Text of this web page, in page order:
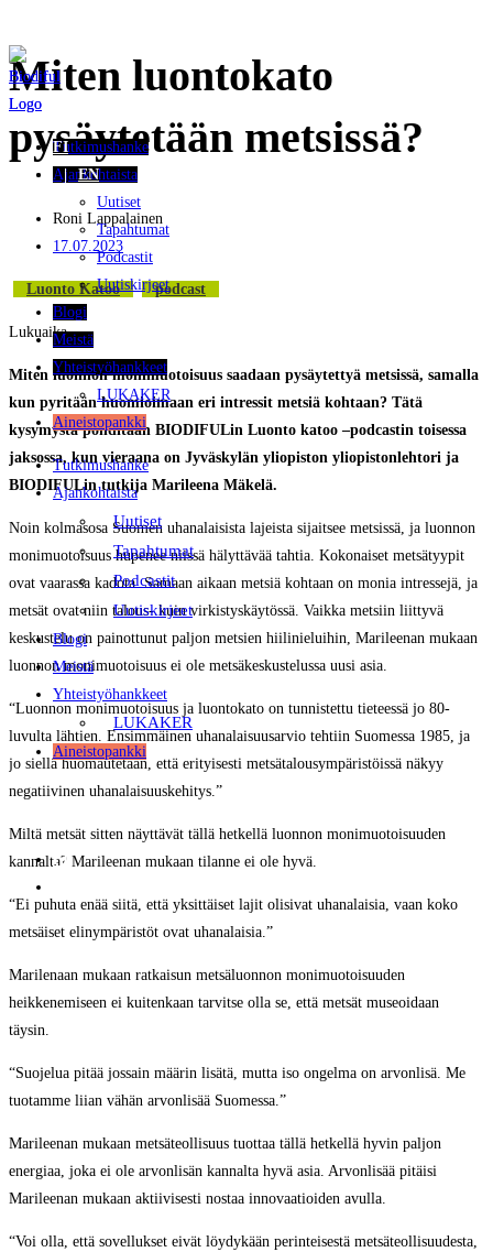
Siirry
suoraan
sisältöön
Tutkimushanke
Ajankohtaista
Uutiset
Tapahtumat
Podcastit
Uutiskirjeet
Blogi
Meistä
Yhteistyöhankkeet
LUKAKER
Aineistopankki
Tutkimushanke
Ajankohtaista
Uutiset
Tapahtumat
Podcastit
Uutiskirjeet
Blogi
Meistä
Yhteistyöhankkeet
LUKAKER
Aineistopankki
FI
FI
EN
Miten luontokato
pysäytetään metsissä?
Roni Lappalainen
17.07.2023
Luonto Katoo Podcast
Lukuaika
Miten luonnon monimuotoisuus saadaan pysäytettyä metsissä, samalla
kun pyritään huomioimaan eri intressit metsiä kohtaan? Tätä
kysymystä pohditaan BIODIFULin Luonto katoo –podcastin toisessa
jaksossa, kun vieraana on Jyväskylän yliopiston yliopistonlehtori ja
BIODIFULin tutkija Marileena Mäkelä.
Noin kolmasosa Suomen uhanalaisista lajeista sijaitsee metsissä, ja luonnon
monimuotoisuus hupenee niissä hälyttävää tahtia. Kokonaiset metsätyypit
ovat vaarassa kadota. Samaan aikaan metsiä kohtaan on monia intressejä, ja
metsät ovat niin talous- kuin virkistyskäytössä. Vaikka metsiin liittyvä
keskustelu on painottunut paljon metsien hiilinieluihin, Marileenan mukaan
luonnon monimuotoisuus ei ole metsäkeskustelussa uusi asia.
“Luonnon monimuotoisuus ja luontokato on tunnistettu tieteessä jo 80-
luvulta lähtien. Ensimmäinen uhanalaisuusarvio tehtiin Suomessa 1985, ja
jo siellä huomautetaan, että erityisesti metsätalousympäristöissä näkyy
negatiivinen uhanalaisuuskehitys.”
Miltä metsät sitten näyttävät tällä hetkellä luonnon monimuotoisuuden
kannalta? Marileenan mukaan tilanne ei ole hyvä.
“Ei puhuta enää siitä, että yksittäiset lajit olisivat uhanalaisia, vaan koko
metsäiset elinympäristöt ovat uhanalaisia.”
Marilenaan mukaan ratkaisun metsäluonnon monimuotoisuuden
heikkenemiseen ei kuitenkaan tarvitse olla se, että metsät museoidaan
täysin.
“Suojelua pitää jossain määrin lisätä, mutta iso ongelma on arvonlisä. Me
tuotamme liian vähän arvonlisää Suomessa.”
Marileenan mukaan metsäteollisuus tuottaa tällä hetkellä hyvin paljon
energiaa, joka ei ole arvonlisän kannalta hyvä asia. Arvonlisää pitäisi
Marileenan mukaan aktiivisesti nostaa innovaatioiden avulla.
“Voi olla, että sovellukset eivät löydykään perinteisestä metsäteollisuudesta,